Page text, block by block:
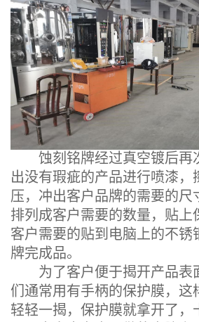
蚀刻铭牌经过真空镀后再
出没有瑕疵的产品进行喷漆，
压，冲出客户品牌的需要的尺
排列成客户需要的数量，贴上
客户需要的贴到电脑上的不锈
牌完成品。
为了客户便于揭开产品表
们通常用有手柄的保护膜，这
轻轻一揭，保护膜就拿开了，